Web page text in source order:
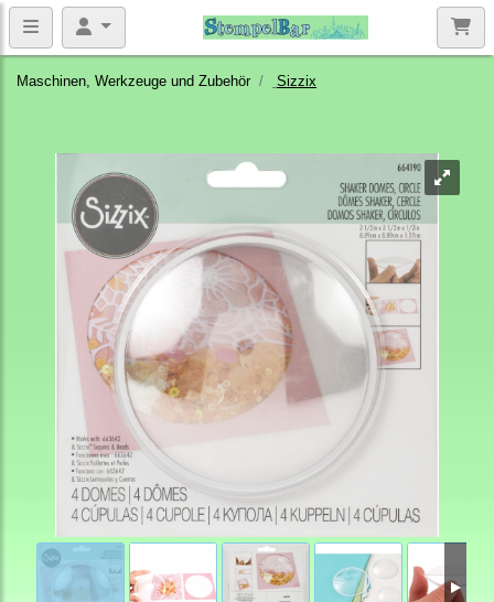
Maschinen, Werkzeuge und Zubehör Sizzix